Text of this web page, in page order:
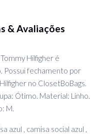
& Avaliações
Hilfigher é
Possui fechamento por
no ClosetBoBags.
Ótimo. Material: Linho.
M.
azul , camisa social azul ,